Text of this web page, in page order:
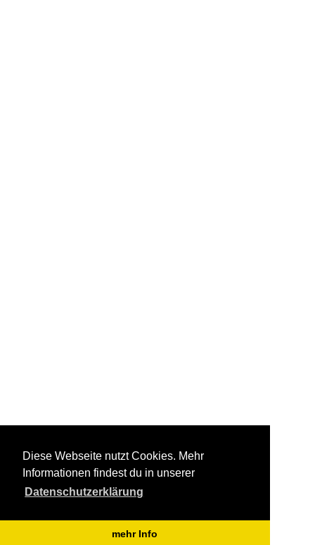
Diese Webseite nutzt Cookies. Mehr
Informationen findest du in unserer
Datenschutzerklärung
mehr Info